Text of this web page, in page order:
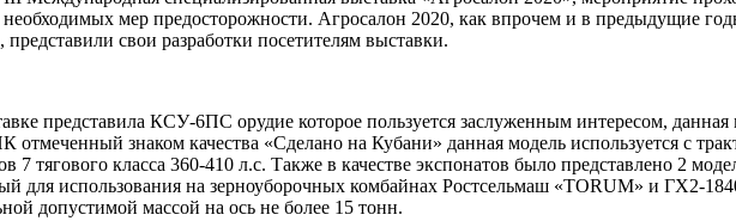
мер предосторожности. Агросалон 2020, как впрочем и в предыдущие
свои разработки посетителям выставки.
представила КСУ-6ПС орудие которое пользуется заслуженным интересом, данная
знаком качества «Сделано на Кубани» данная модель используется с
тягового класса 360-410 л.с. Также в качестве экспонатов было представлено 2
для использования на зерноуборочных комбайнах Ростсельмаш «TORUM» и ГХ2-
допустимой массой на ось не более 15 тонн.